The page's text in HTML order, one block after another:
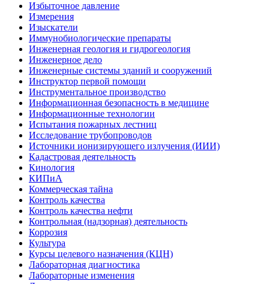
Избыточное давление
Измерения
Изыскатели
Иммунобиологические препараты
Инженерная геология и гидрогеология
Инженерное дело
Инженерные системы зданий и сооружений
Инструктор первой помощи
Инструментальное производство
Информационная безопасность в медицине
Информационные технологии
Испытания пожарных лестниц
Исследование трубопроводов
Источники ионизирующего излучения (ИИИ)
Кадастровая деятельность
Кинология
КИПиА
Коммерческая тайна
Контроль качества
Контроль качества нефти
Контрольная (надзорная) деятельность
Коррозия
Культура
Курсы целевого назначения (КЦН)
Лабораторная диагностика
Лабораторные изменения